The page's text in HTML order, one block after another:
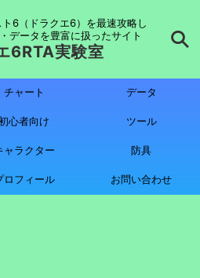
6（ドラクエ6）を最速攻略し
データを豊富に扱ったサイト
6RTA実験室
チャート データ
心者向け ツール
ャラクター 防具
ロフィール お問い合わせ